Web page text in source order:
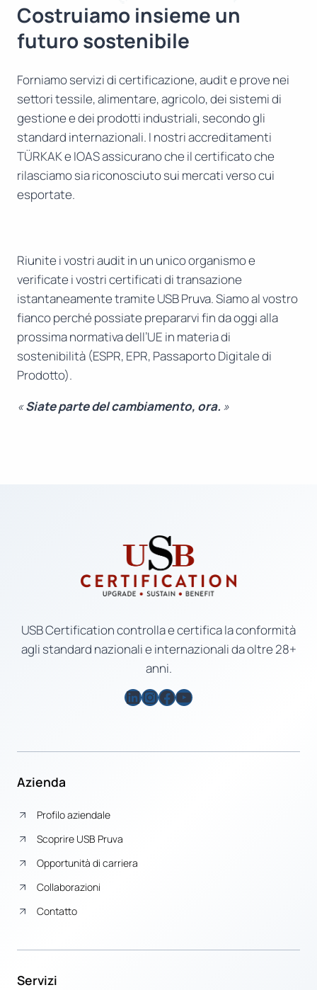
Costruiamo insieme un
futuro sostenibile
Forniamo servizi di certificazione, audit e prove nei
settori tessile, alimentare, agricolo, dei sistemi di
gestione e dei prodotti industriali, secondo gli
standard internazionali. I nostri accreditamenti
TÜRKAK e IOAS assicurano che il certificato che
rilasciamo sia riconosciuto sui mercati verso cui
esportate.
Riunite i vostri audit in un unico organismo e
verificate i vostri certificati di transazione
istantaneamente tramite USB Pruva. Siamo al vostro
fianco perché possiate prepararvi fin da oggi alla
prossima normativa dell’UE in materia di
sostenibilità (ESPR, EPR, Passaporto Digitale di
Prodotto).
«Siate parte del cambiamento, ora. »
USB Certification controlla e certifica la conformità
agli standard nazionali e internazionali da oltre 28+
anni.
LinkedIn
Instagram
Facebook
YouTube
Azienda
Profilo aziendale
Scoprire USB Pruva
Opportunità di carriera
Collaborazioni
Contatto
Servizi